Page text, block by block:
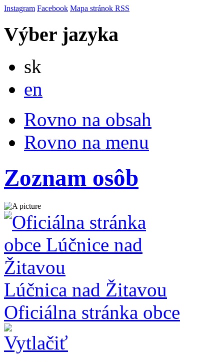
Instagram Facebook Mapa stránok RSS
Výber jazyka
sk
en
Rovno na obsah
Rovno na menu
Zoznam osôb
Lúčnica nad Žitavou
Oficiálna stránka obce